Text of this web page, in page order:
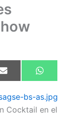
Compartir
en
E
m
i
l
en
W
h
t
s
A
Cocktail en el